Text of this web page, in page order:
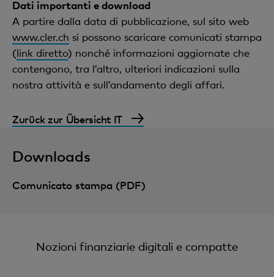
Dati importanti e download
A partire dalla data di pubblicazione, sul sito web
www.cler.ch si possono scaricare comunicati stampa
(link diretto) nonché informazioni aggiornate che
contengono, tra l’altro, ulteriori indicazioni sulla
nostra attività e sull’andamento degli affari.
Zurück zur Übersicht IT
Downloads
Comunicato stampa (PDF)
Nozioni finanziarie digitali e compatte